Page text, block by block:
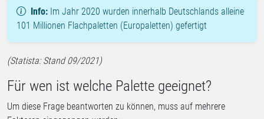
Info: Im Jahr 2020 wurden innerhalb Deutschlands alleine
101 Millionen Flachpaletten (Europaletten) gefertigt
(Statista: Stand 09/2021)
Für wen ist welche Palette geeignet?
Um diese Frage beantworten zu können, muss auf mehrere